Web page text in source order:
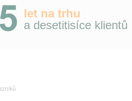
let na trhu
a desetitisíce klientů